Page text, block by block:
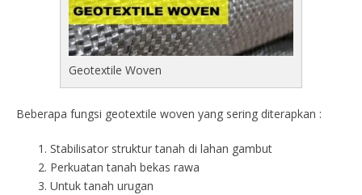
Geotextile Woven
Beberapa fungsi geotextile woven yang sering diterapkan :
Stabilisator struktur tanah di lahan gambut
Perkuatan tanah bekas rawa
Untuk tanah urugan